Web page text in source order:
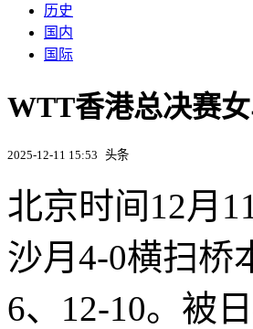
历史
国内
国际
WTT香港总决赛
2025-12-11 15:53 头条
北京时间12月
沙月4-0横扫桥
6、12-10。被